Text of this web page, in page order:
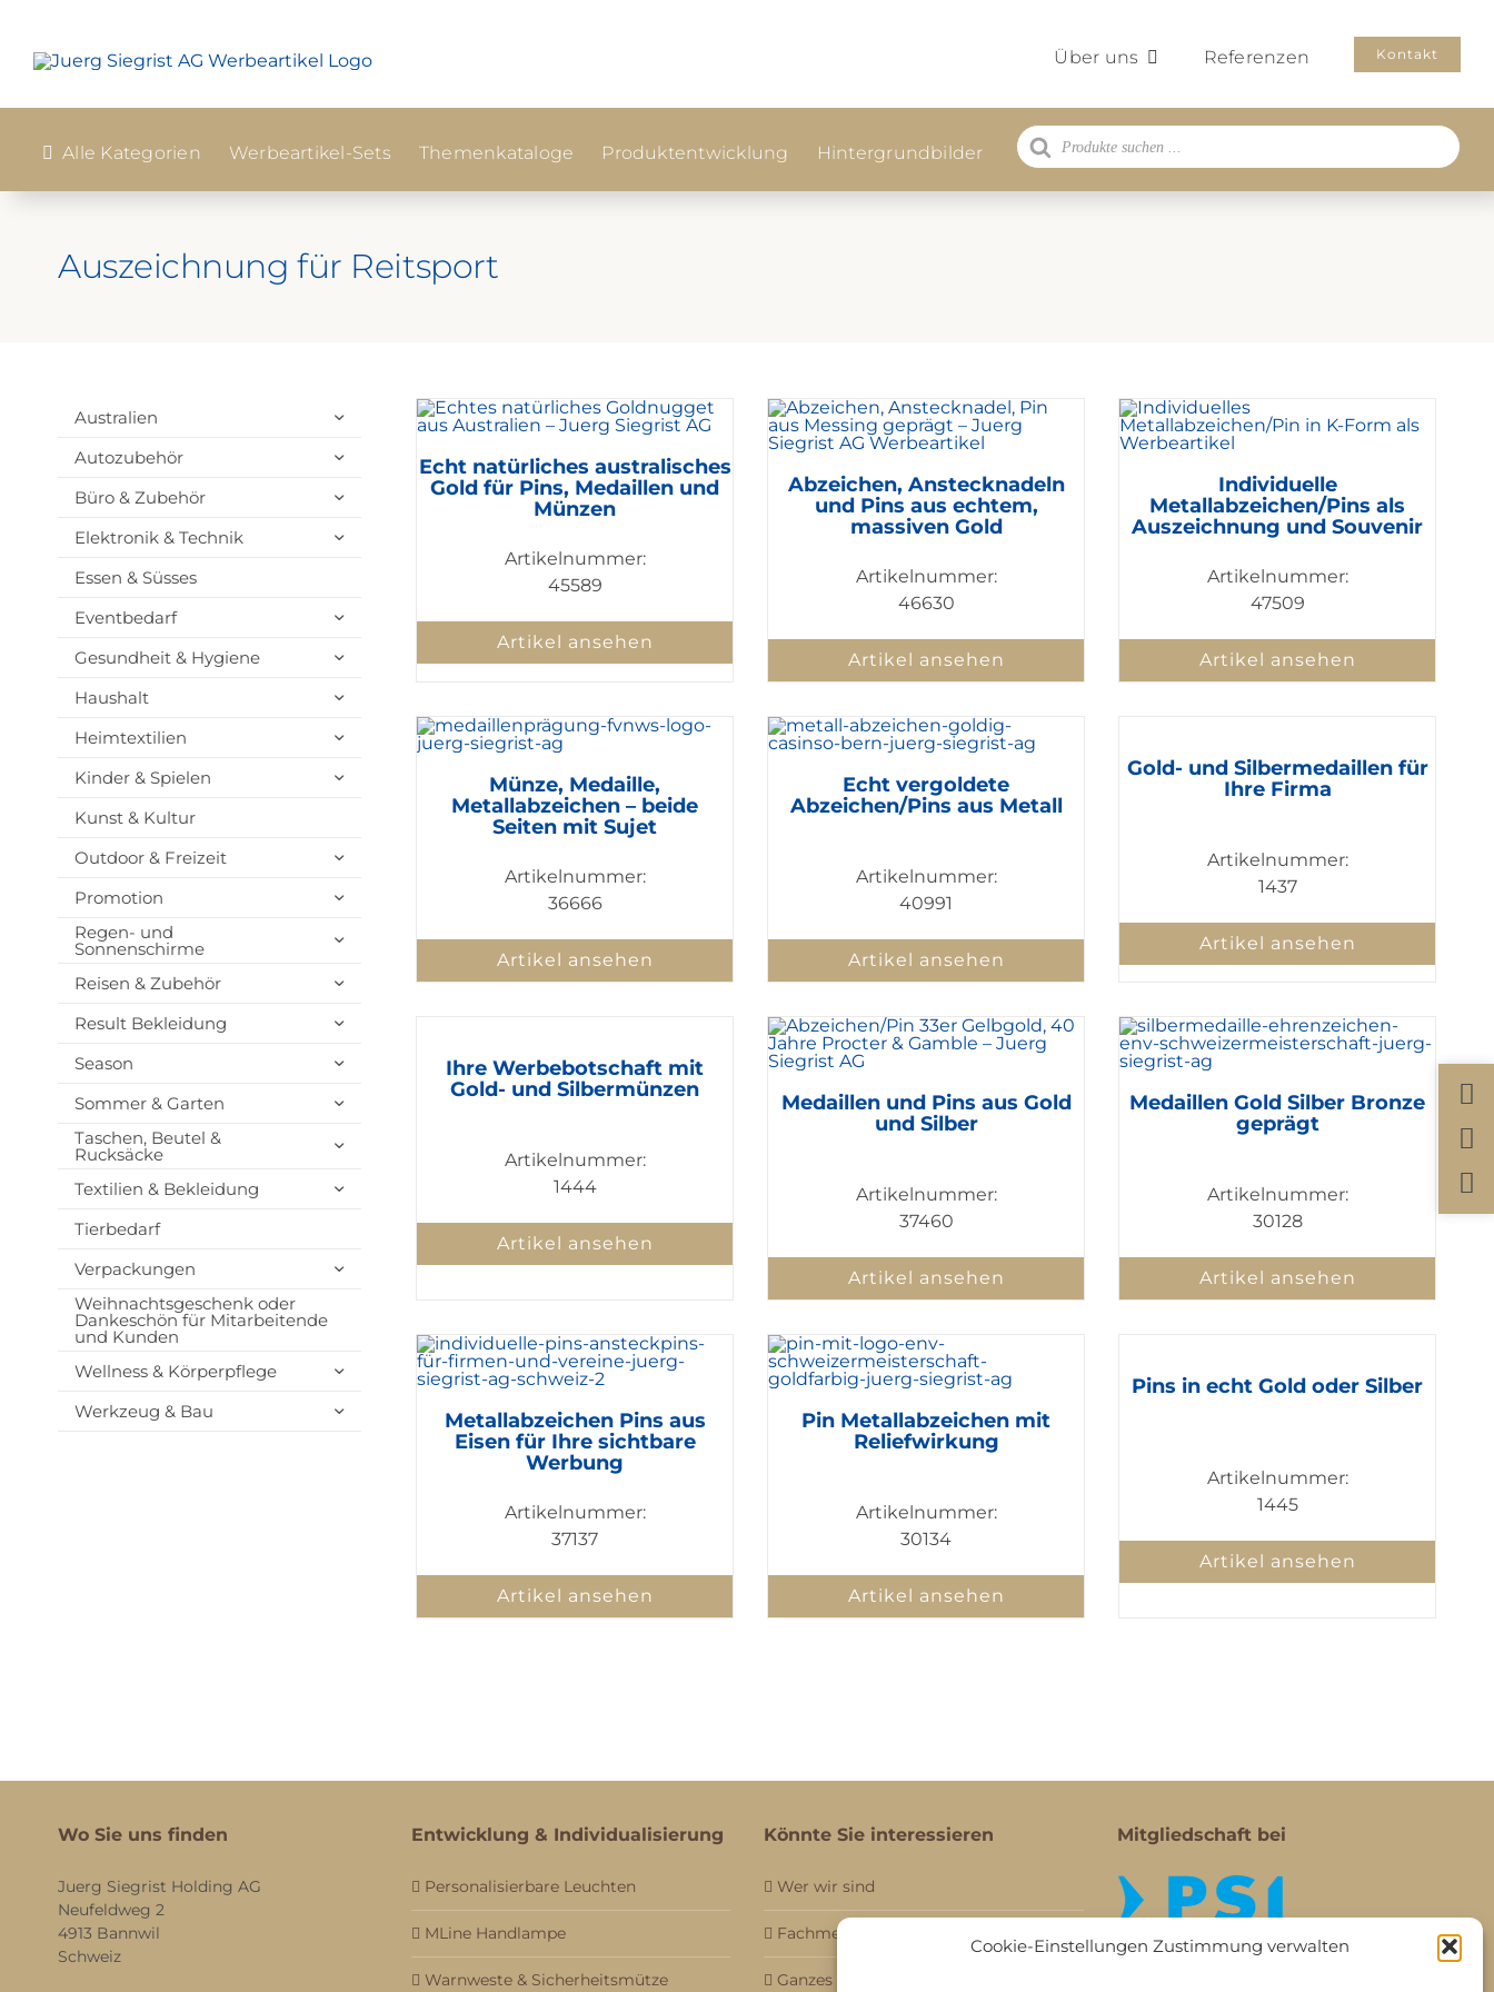
Cookie-Einstellungen Zustimmung verwalten
springen
Über uns Referenzen Kontakt
Alle Kategorien Werbeartikel-Sets Themenkataloge Produktentwicklung Hintergrundbilder
Products
search
Auszeichnung für Reitsport
Australien
Autozubehör
Büro & Zubehör
Elektronik & Technik
Essen & Süsses
Eventbedarf
Gesundheit & Hygiene
Haushalt
Heimtextilien
Kinder & Spielen
Kunst & Kultur
Outdoor & Freizeit
Promotion
Regen- und
Sonnenschirme
Reisen & Zubehör
Result Bekleidung
Season
Sommer & Garten
Taschen, Beutel &
Rucksäcke
Textilien & Bekleidung
Tierbedarf
Verpackungen
Weihnachtsgeschenk oder
Dankeschön für Mitarbeitende
und Kunden
Wellness & Körperpflege
Werkzeug & Bau
Echt natürliches australisches
Gold für Pins, Medaillen und
Münzen
Artikelnummer:
45589
Artikel ansehen
Abzeichen, Anstecknadeln
und Pins aus echtem,
massiven Gold
Artikelnummer:
46630
Artikel ansehen
Individuelle
Metallabzeichen/Pins als
Auszeichnung und Souvenir
Artikelnummer:
47509
Artikel ansehen
Münze, Medaille,
Metallabzeichen – beide
Seiten mit Sujet
Artikelnummer:
36666
Artikel ansehen
Echt vergoldete
Abzeichen/Pins aus Metall
Artikelnummer:
40991
Artikel ansehen
Gold- und Silbermedaillen für
Ihre Firma
Artikelnummer:
1437
Artikel ansehen
Ihre Werbebotschaft mit
Gold- und Silbermünzen
Artikelnummer:
1444
Artikel ansehen
Medaillen und Pins aus Gold
und Silber
Artikelnummer:
37460
Artikel ansehen
Medaillen Gold Silber Bronze
geprägt
Artikelnummer:
30128
Artikel ansehen
Metallabzeichen Pins aus
Eisen für Ihre sichtbare
Werbung
Artikelnummer:
37137
Artikel ansehen
Pin Metallabzeichen mit
Reliefwirkung
Artikelnummer:
30134
Artikel ansehen
Pins in echt Gold oder Silber
Artikelnummer:
1445
Artikel ansehen
Wo Sie uns finden
Juerg Siegrist Holding AG
Neufeldweg 2
4913 Bannwil
Schweiz
Entwicklung & Individualisierung
Personalisierbare Leuchten
MLine Handlampe
Warnweste & Sicherheitsmütze
Könnte Sie interessieren
Wer wir sind
Fachmessebesuch
Ganzes Sortiment
Mitgliedschaft bei